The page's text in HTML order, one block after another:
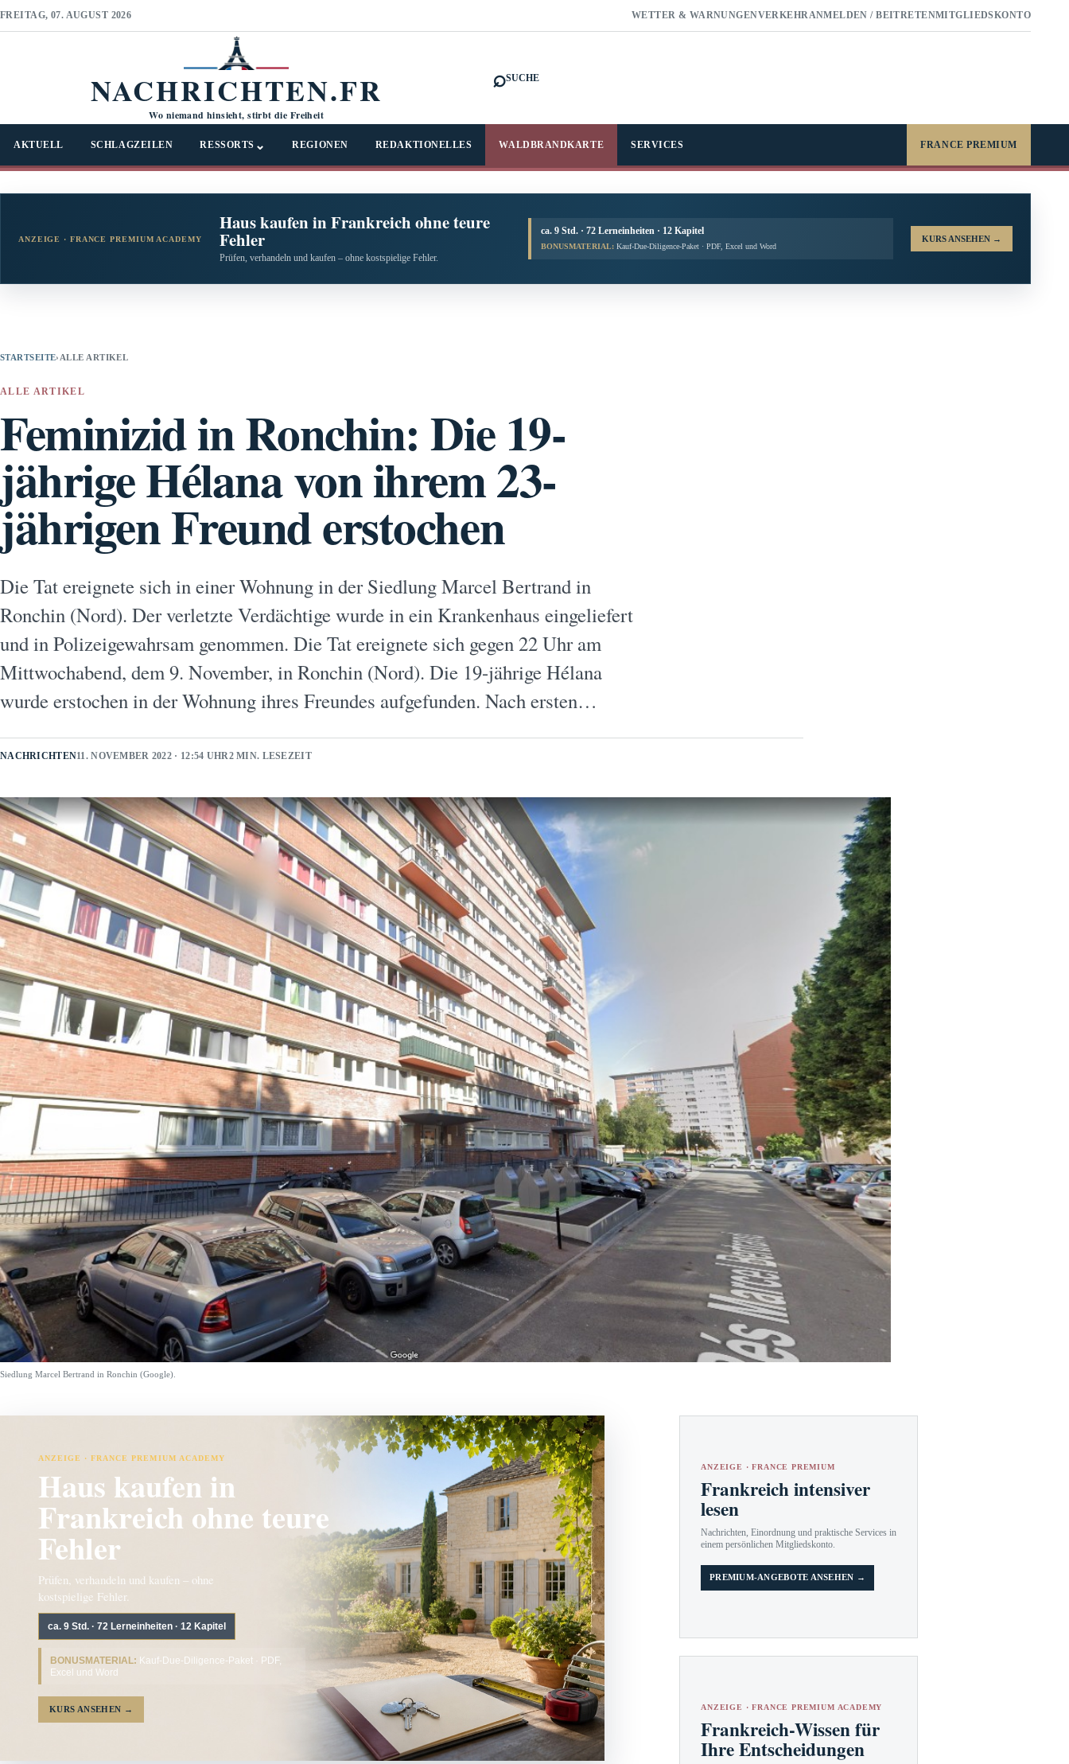
FREITAG, 07. AUGUST 2026 WETTER & WARNUNGENVERKEHRANMELDEN / BEITRETENMITGLIEDSKONTO
NACHRICHTEN.FR
Wo niemand hinsieht, stirbt die Freiheit
⌕SUCHE
AKTUELL SCHLAGZEILEN RESSORTS ⌄ REGIONEN REDAKTIONELLES WALDBRANDKARTE SERVICES FRANCE PREMIUM
ANZEIGE · FRANCE PREMIUM ACADEMY
Haus kaufen in Frankreich ohne teure
Fehler
Prüfen, verhandeln und kaufen – ohne kostspielige Fehler.
ca. 9 Std. · 72 Lerneinheiten · 12 Kapitel
BONUSMATERIAL: Kauf-Due-Diligence-Paket · PDF, Excel und Word
KURS ANSEHEN →
STARTSEITE› ALLE ARTIKEL
ALLE ARTIKEL
Feminizid in Ronchin: Die 19-
jährige Hélana von ihrem 23-
jährigen Freund erstochen
Die Tat ereignete sich in einer Wohnung in der Siedlung Marcel Bertrand in
Ronchin (Nord). Der verletzte Verdächtige wurde in ein Krankenhaus eingeliefert
und in Polizeigewahrsam genommen. Die Tat ereignete sich gegen 22 Uhr am
Mittwochabend, dem 9. November, in Ronchin (Nord). Die 19-jährige Hélana
wurde erstochen in der Wohnung ihres Freundes aufgefunden. Nach ersten…
NACHRICHTEN11. NOVEMBER 2022 · 12:54 UHR2 MIN. LESEZEIT
Siedlung Marcel Bertrand in Ronchin (Google).
ANZEIGE · FRANCE PREMIUM ACADEMY
Haus kaufen in
Frankreich ohne teure
Fehler
Prüfen, verhandeln und kaufen – ohne
kostspielige Fehler.
ca. 9 Std. · 72 Lerneinheiten · 12 Kapitel
BONUSMATERIAL: Kauf-Due-Diligence-Paket · PDF,
Excel und Word
KURS ANSEHEN →
ANZEIGE · FRANCE PREMIUM
Frankreich intensiver
lesen
Nachrichten, Einordnung und praktische Services in
einem persönlichen Mitgliedskonto.
PREMIUM-ANGEBOTE ANSEHEN →
ANZEIGE · FRANCE PREMIUM ACADEMY
Frankreich-Wissen für
Ihre Entscheidungen